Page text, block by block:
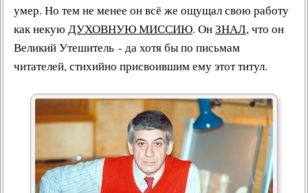
умер. Но тем не менее он всё же ощущал свою работу
как некую ДУХОВНУЮ МИССИЮ. ОнЗНАЛ, что он
Великий Утешитель - да хотя бы по письмам
читателей, стихийно присвоившим ему этот титул.